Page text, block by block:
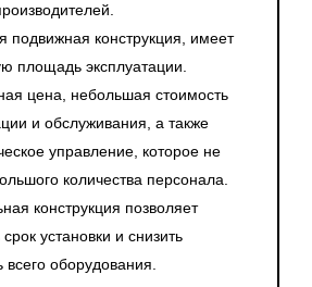
подвижная конструкция, имеет
площадь эксплуатации.
цена, небольшая стоимость
и обслуживания, а также
управление, которое не
количества персонала.
конструкция позволяет
срок установки и снизить
всего оборудования.